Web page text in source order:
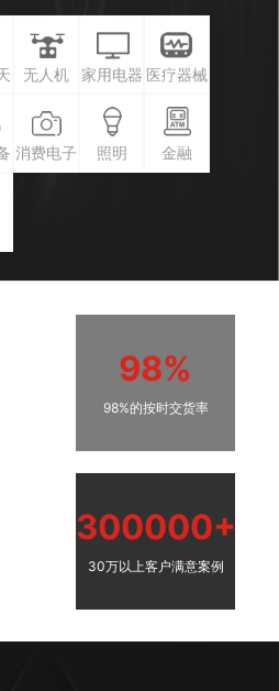
无人机 家用电器 医疗器械
消费电子 照明 金融
98%
98%的按时交货率
300000+
30万以上客户满意案例